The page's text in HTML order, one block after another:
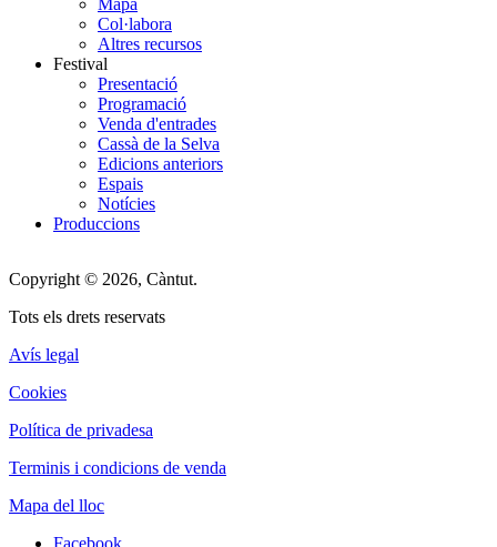
Col·labora
Altres recursos
Festival
Presentació
Programació
Venda d'entrades
Cassà de la Selva
Edicions anteriors
Espais
Notícies
Produccions
Copyright © 2026, Càntut.
Tots els drets reservats
Avís legal
Cookies
Política de privadesa
Terminis i condicions de venda
Mapa del lloc
Facebook